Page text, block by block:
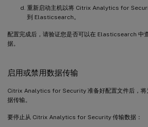
重新启动主机以将 Citrix Analytics for
到 Elasticsearch。
配置完成后，请验证您是否可以在 Elasticsearch
据。
启用或禁用数据传输
Citrix Analytics for Security 准备好配置文件后，
据传输。
要停止从 Citrix Analytics for Security 传输数据：